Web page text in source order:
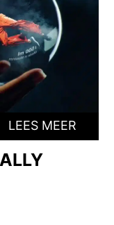
LEES MEER